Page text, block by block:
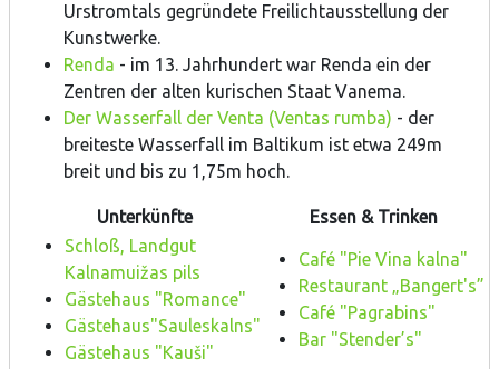
Urstromtals gegründete Freilichtausstellung der
Kunstwerke.
Renda - im 13. Jahrhundert war Renda ein der
Zentren der alten kurischen Staat Vanema.
Der Wasserfall der Venta (Ventas rumba) - der
breiteste Wasserfall im Baltikum ist etwa 249m
breit und bis zu 1,75m hoch.
Unterkünfte
Essen & Trinken
Schloß, Landgut
Kalnamuižas pils
Gästehaus "Romance"
Gästehaus"Sauleskalns"
Gästehaus "Kauši"
Café "Pie Vina kalna"
Restaurant „Bangert's”
Café "Pagrabins"
Bar "Stender’s"